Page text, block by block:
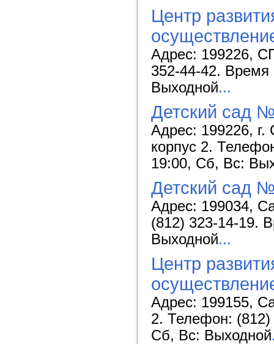
Центр
Адрес: 199226,
352-44-42.
Выходной...
Детский сад
Адрес: 199226,
корпус 2.
19:00, Сб, Вс:
Детский сад
Адрес: 199034,
(812) 323-14-19.
Выходной...
Центр
Адрес: 199155,
2. Телефон:
Сб, Вс: Выходной